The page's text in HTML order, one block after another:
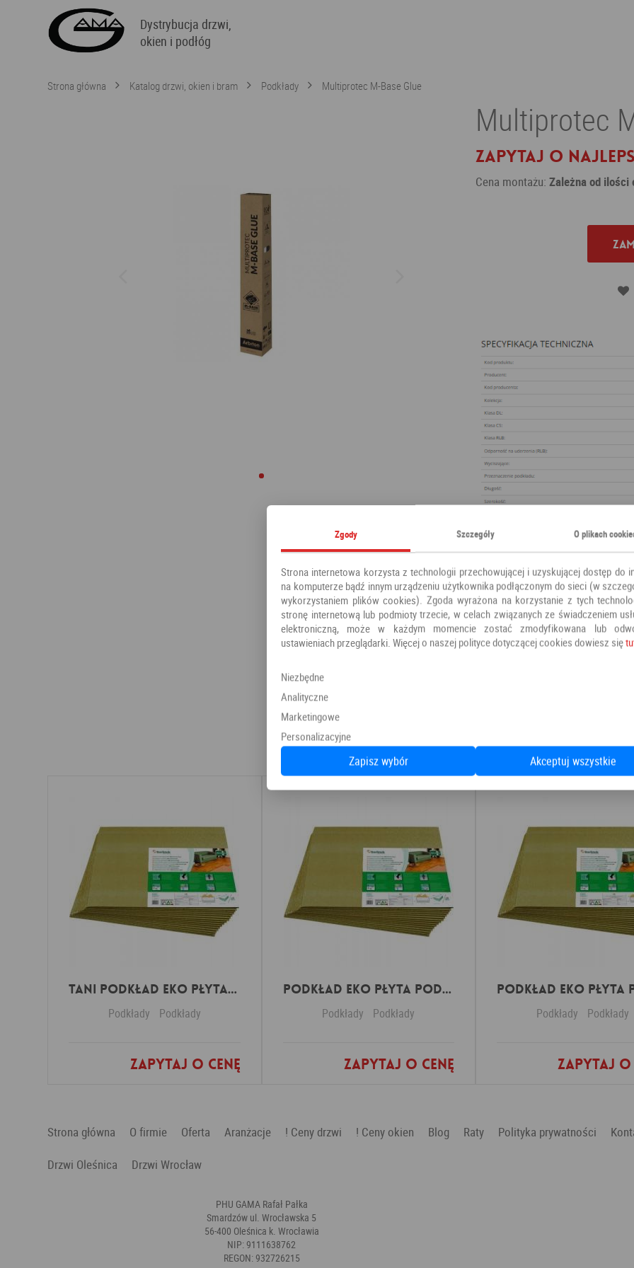
Dystrybucja drzwi,
okien i podłóg
Strona główna Katalog drzwi, okien i bram Podkłady Multiprotec M-Base Glue
Multiprotec
Zapytaj o
Cena montażu: Zależna od
Polecamy również
Tani podkład Eko Płyta podpodłogowa ECO 5,5mm
Podkłady Podkłady
Zapytaj o cenę
Dodaj do ulubionych
Podkład Eko Płyta podpodłogowa ECO 7mm
Podkłady Podkłady
Zapytaj o cenę
Dodaj do ulubionych
Podkłady Podkłady
Zapytaj o
Dodaj do
Strona główna O firmie Oferta Aranżacje ! Ceny drzwi ! Ceny okien Blog Raty Polityka prywatności
Drzwi Oleśnica
Drzwi Wrocław
PHU GAMA Rafał Pałka
Smardzów ul. Wrocławska 5
56-400 Oleśnica k. Wrocławia
NIP: 9111638762
REGON: 932726215
Zgody Szczegóły O plikach
Strona internetowa korzysta z technologii przechowującej i uzyskującej dostęp do
na komputerze bądź innym urządzeniu użytkownika podłączonym do sieci (w
wykorzystaniem plików cookies). Zgoda wyrażona na korzystanie z tych
stronę internetową lub podmioty trzecie, w celach związanych ze świadczeniem
elektroniczną, może w każdym momencie zostać zmodyfikowana lub
ustawieniach przeglądarki. Więcej o naszej polityce dotyczącej cookies dowiesz się
Niezbędne
Analityczne
Marketingowe
Personalizacyjne
Zapisz wybór Akceptuj wszystkie